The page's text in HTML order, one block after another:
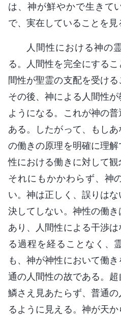
は、神が鮮やかで生きて
で、実在していることを見
人間性における神の
る。人間性を完全にする
間性が聖霊の支配を受ける
その後、神による人間性
ようになる。これが神の
ある。したがって、もし
の働きの原理を明確に理
性における働きに対して観
それにもかかわらず、神
い。神は正しく、誤りは
決してしない。神性の働
あり、人間性による干渉
る過程を経ることなく、
も、神が神性において働
通の人間性の故である。
鱗さえ見あたらず、普通
るように見える。神が天